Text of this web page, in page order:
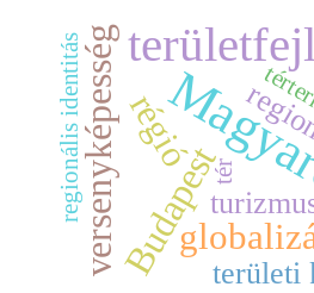
versenyképességBudapest
régió
területi
regionális identitás tér